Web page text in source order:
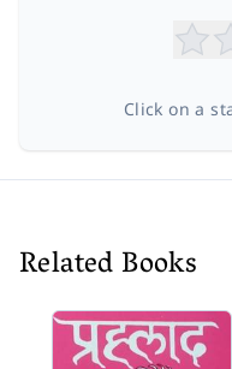
Click on a
Related Books